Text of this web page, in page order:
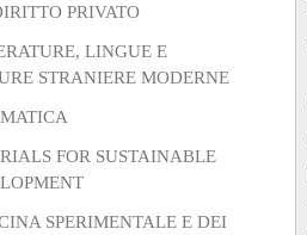
PRIVATO
LINGUE E
STRANIERE MODERNE
FOR SUSTAINABLE
SPERIMENTALE E DEI